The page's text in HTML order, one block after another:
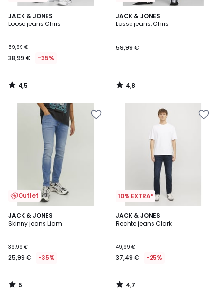
JACK & JONES
Loose jeans Chris
59,99 €
38,99 € -35%
4,5
/ 5
4,5
/
JACK & JONES
Losse jeans, Chris
59,99 €
4,8
/ 5
4,8
/
Outlet
JACK & JONES
Skinny jeans Liam
39,99 €
25,99 € -35%
5
/
5
/
10% EXTRA*
JACK & JONES
Rechte jeans Clark
49,99 €
37,49 € -25%
4,7
/ 5
4,7
/